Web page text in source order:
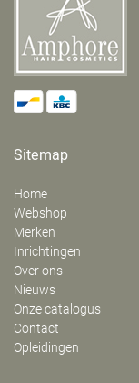
Sitemap
Home
Webshop
Merken
Inrichtingen
Over ons
Nieuws
Onze catalogus
Contact
Opleidingen